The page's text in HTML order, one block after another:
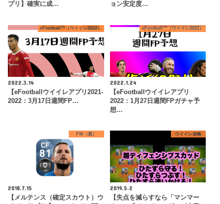
プリ】確実に成…
ョン安定度…
eFootball™（ウイイレ2022）
2022.3.14
【eFootballウイイレアプリ2021-
2022：3月17日週間FP…
eFootball™（ウイイレ2022）
2022.1.24
【eFootballウイイレアプリ
2022：1月27日週間FPガチャ予
想…
FW（黒）
2018.7.15
【メルテンス（確定スカウト）ウ
ウイイレ攻略
2019.5.2
【失点を減らすなら「マンマー